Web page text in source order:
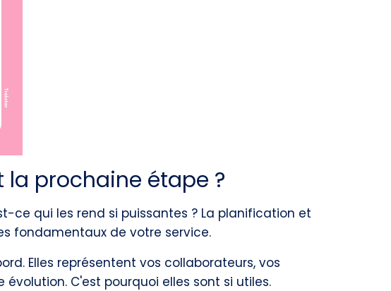
la prochaine étape ?
ce qui les rend si puissantes ? La planification et
fondamentaux de votre service.
Elles représentent vos collaborateurs, vos
C'est pourquoi elles sont si utiles.